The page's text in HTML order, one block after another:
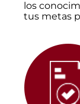
los
tus metas